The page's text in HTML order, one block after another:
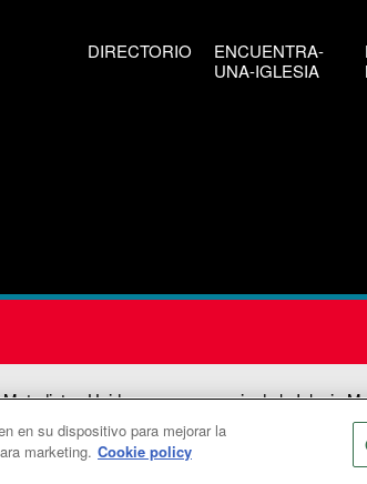
DIRECTORIO
ENCUENTRA-
UNA-IGLESIA
Unidas es una agencia de la Iglesia
Metodistas Unidas. Reservados todos
en su dispositivo para mejorar la
marketing. Cookie policy